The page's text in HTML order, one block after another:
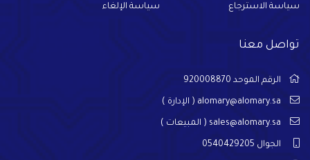
سياسة الاسترجاع سياسة الإلغاء
تواصل معنا
الرقم الموحد 920008870
alomary@alomary.sa ( الإدارة )
sales@alomary.sa ( المبيعات )
الجوال 0540429205